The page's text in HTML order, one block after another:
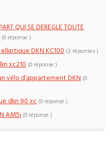
QUI SE DEREGLE TOUTE
(0 réponse )
DKN KC100 (2 réponses )
xc210 (0 réponse )
vélo d’appartement DKN (0
dkn 90 xc (0 réponse )
AM5i (0 réponse )